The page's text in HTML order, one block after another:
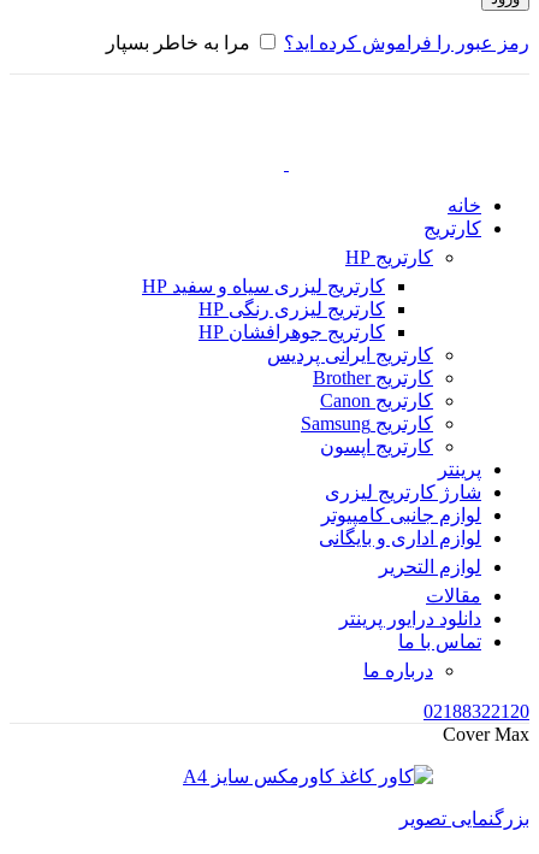
رمز عبور را فراموش کرده اید؟ مرا به خاطر بسپار
خانه
کارتریج
کارتریج HP
کارتریج لیزری سیاه و سفید HP
کارتریج لیزری رنگی HP
کارتریج جوهرافشان HP
کارتریج ایرانی پردیس
کارتریج Brother
کارتریج Canon
کارتریج Samsung
کارتریج اپسون
پرینتر
شارژ کارتریج لیزری
لوازم جانبی کامپیوتر
لوازم اداری و بایگانی
لوازم التحریر
مقالات
دانلود درایور پرینتر
تماس با ما
درباره ما
02188322120
Cover Max
بزرگنمایی تصویر